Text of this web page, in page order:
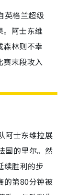
英格兰超级
。阿士东维
森林则不幸
赛末段攻入
阿士东维拉展
国的里尔。然
续胜利的步
的第80分钟被